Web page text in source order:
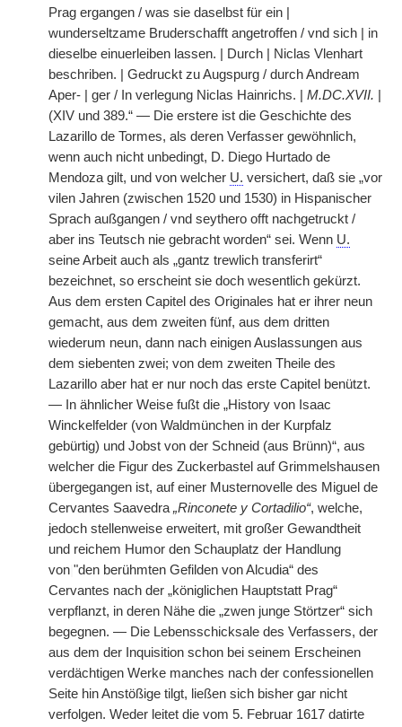
Prag ergangen / was sie daselbst für ein |
wunderseltzame Bruderschafft angetroffen / vnd sich | in
dieselbe einuerleiben lassen. | Durch | Niclas Vlenhart
beschriben. | Gedruckt zu Augspurg / durch Andream
Aper- | ger / In verlegung Niclas Hainrichs. | M.DC.XVII.
(XIV und 389.“ — Die erstere ist die Geschichte des
Lazarillo de Tormes, als deren Verfasser gewöhnlich,
wenn auch nicht unbedingt, D. Diego Hurtado de
Mendoza gilt, und von welcher U. versichert, daß sie „vor
vilen Jahren (zwischen 1520 und 1530) in Hispanischer
Sprach außgangen / vnd seythero offt nachgetruckt /
aber ins Teutsch nie gebracht worden“ sei. Wenn U.
seine Arbeit auch als „gantz trewlich transferirt“
bezeichnet, so erscheint sie doch wesentlich gekürzt.
Aus dem ersten Capitel des Originales hat er ihrer neun
gemacht, aus dem zweiten fünf, aus dem dritten
wiederum neun, dann nach einigen Auslassungen aus
dem siebenten zwei; von dem zweiten Theile des
Lazarillo aber hat er nur noch das erste Capitel benützt.
— In ähnlicher Weise fußt die „History von Isaac
Winckelfelder (von Waldmünchen in der Kurpfalz
gebürtig) und Jobst von der Schneid (aus Brünn)“, aus
welcher die Figur des Zuckerbastel auf Grimmelshausen
übergegangen ist, auf einer Musternovelle des Miguel de
Cervantes Saavedra „Rinconete y Cortadilio“, welche,
jedoch stellenweise erweitert, mit großer Gewandtheit
und reichem Humor den Schauplatz der Handlung
von "den berühmten Gefilden von Alcudia“ des
Cervantes nach der „königlichen Hauptstatt Prag“
verpflanzt, in deren Nähe die „zwen junge Störtzer“ sich
begegnen. — Die Lebensschicksale des Verfassers, der
aus dem der Inquisition schon bei seinem Erscheinen
verdächtigen Werke manches nach der confessionellen
Seite hin Anstößige tilgt, ließen sich bisher gar nicht
verfolgen. Weder leitet die vom 5. Februar 1617 datirte